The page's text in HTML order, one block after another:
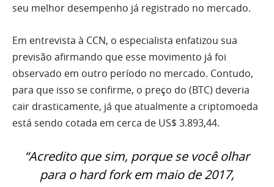
seu melhor desempenho já registrado no mercado.
Em entrevista à CCN, o especialista enfatizou sua
previsão afirmando que esse movimento já foi
observado em outro período no mercado. Contudo,
para que isso se confirme, o preço do (BTC) deveria
cair drasticamente, já que atualmente a criptomoeda
está sendo cotada em cerca de US$ 3.893,44.
“Acredito que sim, porque se você olhar
para o hard fork em maio de 2017,